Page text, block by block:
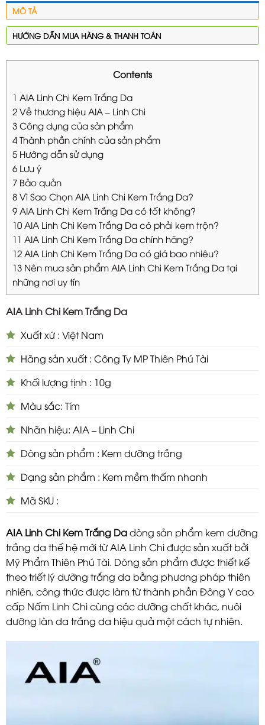
MÔ TẢ
HƯỚNG DẪN MUA HÀNG & THANH TOÁN
Contents
1 AIA Linh Chi Kem Trắng Da
2 Về thương hiệu AIA – Linh Chi
3 Công dụng của sản phẩm
4 Thành phần chính của sản phẩm
5 Hướng dẫn sử dụng
6 Lưu ý
7 Bảo quản
8 Vì Sao Chọn AIA Linh Chi Kem Trắng Da?
9 AIA Linh Chi Kem Trắng Da có tốt không?
10 AIA Linh Chi Kem Trắng Da có phải kem trộn?
11 AIA Linh Chi Kem Trắng Da chính hãng?
12 AIA Linh Chi Kem Trắng Da có giá bao nhiêu?
13 Nên mua sản phẩm AIA Linh Chi Kem Trắng Da tại
những nơi uy tín
AIA Linh Chi Kem Trắng Da
Xuất xứ : Việt Nam
Hãng sản xuất : Công Ty MP Thiên Phú Tài
Khối lượng tịnh : 10g
Màu sắc: Tím
Nhãn hiệu: AIA – Linh Chi
Dòng sản phẩm : Kem dưỡng trắng
Dạng sản phẩm : Kem mềm thấm nhanh
Mã SKU :
AIA Linh Chi Kem Trắng Dadòng sản phẩm kem dưỡng
trắng da thế hệ mới từ AIA Linh Chi được sản xuất bởi
Mỹ Phẩm Thiên Phú Tài. Dòng sản phẩm được thiết kế
theo triết lý dưỡng trắng da bằng phương pháp thiên
nhiên, công thức được làm từ thành phần Đông Y cao
cấp Nấm Linh Chi cùng các dưỡng chất khác, nuôi
dưỡng làn da trắng da hiệu quả một cách tự nhiên.